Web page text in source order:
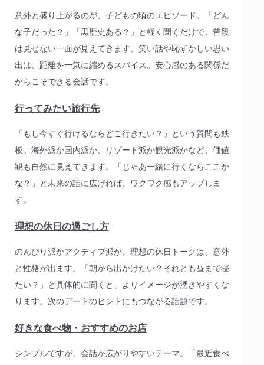
意外と盛り上がるのが、子どもの頃のエピソード。「どん
な子だった？」「黒歴史ある？」と軽く聞くだけで、普段
は見せない一面が見えてきます。笑い話や恥ずかしい思い
出は、距離を一気に縮めるスパイス。安心感のある関係だ
からこそできる会話です。
行ってみたい旅行先
「もし今すぐ行けるならどこ行きたい？」という質問も鉄
板。海外派か国内派か、リゾート派か観光派かなど、価値
観も自然に見えてきます。「じゃあ一緒に行くならここか
な？」と未来の話に広げれば、ワクワク感もアップしま
す。
理想の休日の過ごし方
のんびり派かアクティブ派か。理想の休日トークは、意外
と性格が出ます。「朝から出かけたい？それとも昼まで寝
たい？」と具体的に聞くと、よりイメージが湧きやすくな
ります。次のデートのヒントにもつながる話題です。
好きな食べ物・おすすめのお店
シンプルですが、会話が広がりやすいテーマ。「最近食べ